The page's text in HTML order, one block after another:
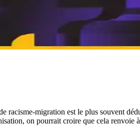
racisme-migration est le plus souvent
on pourrait croire que cela renvoie